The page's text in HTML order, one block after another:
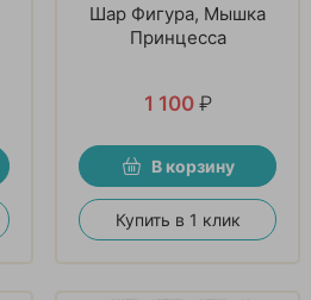
Шар Фигура, Мышка
Принцесса
1 100 ₽
В корзину
Купить в 1 клик